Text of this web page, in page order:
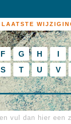
LAATSTE
F G H I
S T U V